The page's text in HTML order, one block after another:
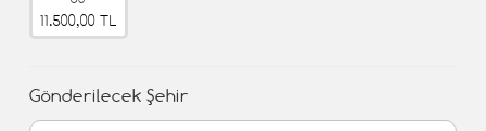
11.500,00 TL
Gönderilecek Şehir